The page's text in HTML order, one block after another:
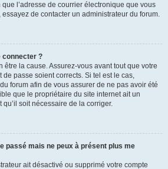
l’adresse de courrier électronique que vous
de contacter un administrateur du forum.
connecter ?
être la cause. Assurez-vous avant tout que votre
de passe soient corrects. Si tel est le cas,
forum afin de vous assurer de ne pas avoir été
que le propriétaire du site internet ait un
soit nécessaire de la corriger.
passé mais ne peux à présent plus me
ait désactivé ou supprimé votre compte